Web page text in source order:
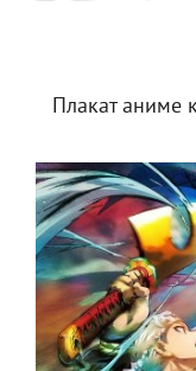
Плакат аниме